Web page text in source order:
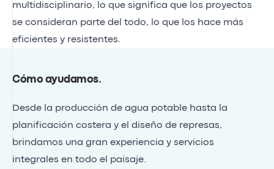
multidisciplinario, lo que significa que los proyectos
se consideran parte del todo, lo que los hace más
eficientes y resistentes.
Cómo ayudamos.
Desde la producción de agua potable hasta la
planificación costera y el diseño de represas,
brindamos una gran experiencia y servicios
integrales en todo el paisaje.